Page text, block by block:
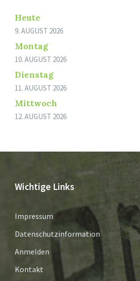
Heute
9. AUGUST 2026
Montag
10. AUGUST 2026
Dienstag
11. AUGUST 2026
Mittwoch
12. AUGUST 2026
Wichtige Links
Impressum
Datenschutzinformation
Anmelden
Kontakt